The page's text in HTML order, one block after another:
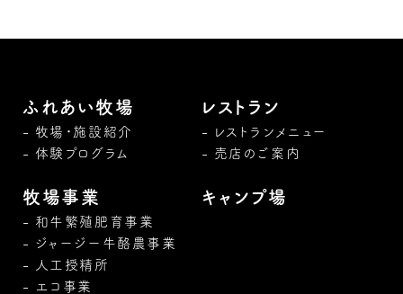
ふれあい牧場
牧場・施設紹介
体験プログラム
レストラン
レストランメニュー
売店のご案内
牧場事業
和牛繁殖肥育事業
ジャージー牛酪農事業
人工授精所
エコ事業
キャンプ場